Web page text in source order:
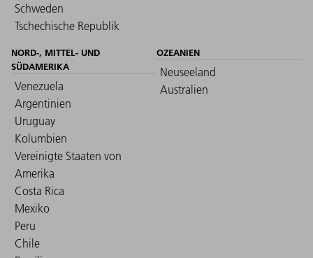
Schweden
Tschechische Republik
NORD-, MITTEL- UND
SÜDAMERIKA
Venezuela
Argentinien
Uruguay
Kolumbien
Vereinigte Staaten von
Amerika
Costa Rica
Mexiko
Peru
Chile
OZEANIEN
Neuseeland
Australien